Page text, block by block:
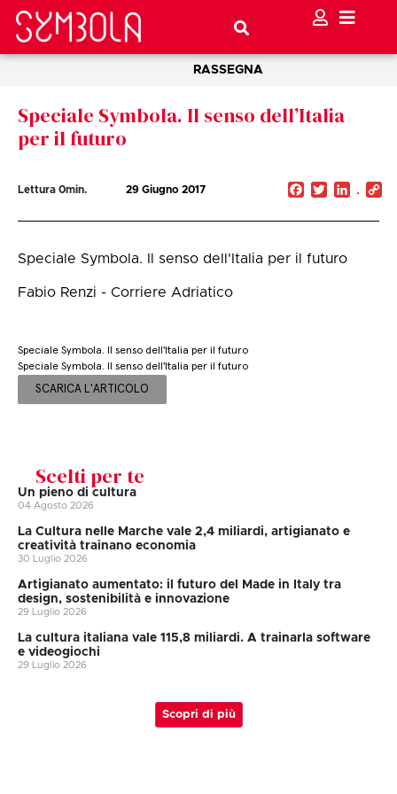
RASSEGNA
Speciale Symbola. Il senso dell’Italia
per il futuro
Lettura 0min. 29 Giugno 2017 Facebook
Twitter
Speciale Symbola. Il senso dell'Italia per il futuro
Fabio Renzi - Corriere Adriatico
Speciale Symbola. Il senso dell'Italia per il futuro
Speciale Symbola. Il senso dell'Italia per il futuro
SCARICA L'ARTICOLO
Scelti per te
Un pieno di cultura
04 Agosto 2026
La Cultura nelle Marche vale 2,4 miliardi, artigianato e
creatività trainano economia
30 Luglio 2026
Artigianato aumentato: il futuro del Made in Italy tra
design, sostenibilità e innovazione
29 Luglio 2026
La cultura italiana vale 115,8 miliardi. A trainarla software
e videogiochi
29 Luglio 2026
Scopri di più